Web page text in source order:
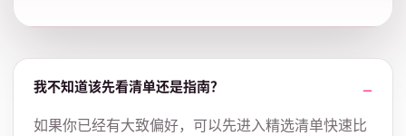
我不知道该先看清单还是指南？
如果你已经有大致偏好，可以先进入精选清单快速比